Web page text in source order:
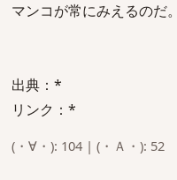
マンコが常にみえるのだ。
出典：*
リンク：*
(・∀・): 104 | (・Ａ・): 52